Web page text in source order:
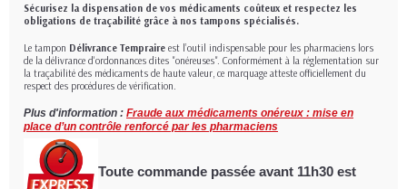
Sécurisez la dispensation de vos médicaments coûteux et respectez les
obligations de traçabilité grâce à nos tampons spécialisés.
Le tampon Délivrance Tempraire est l’outil indispensable pour les pharmaciens lors
de la délivrance d'ordonnances dites "onéreuses". Conformément à la réglementation sur
la traçabilité des médicaments de haute valeur, ce marquage atteste officiellement du
respect des procédures de vérification.
Plus d'information : Fraude aux médicaments onéreux : mise en
place d’un contrôle renforcé par les pharmaciens
Toute commande passée avant 11h30 est